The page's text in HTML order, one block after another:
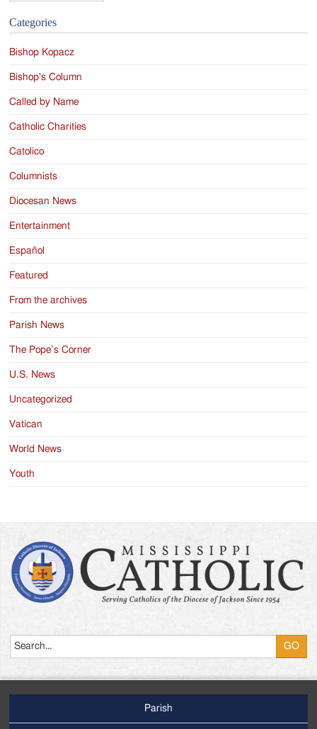
Categories
Bishop Kopacz
Bishop's Column
Called by Name
Catholic Charities
Catolico
Columnists
Diocesan News
Entertainment
Español
Featured
From the archives
Parish News
The Pope’s Corner
U.S. News
Uncategorized
Vatican
World News
Youth
Parish